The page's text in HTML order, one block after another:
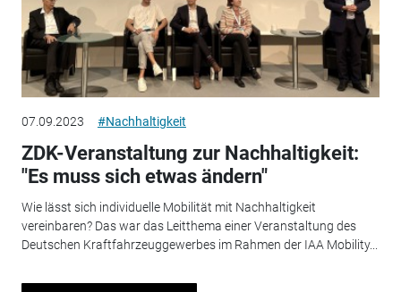
07.09.2023 #Nachhaltigkeit
ZDK-Veranstaltung zur Nachhaltigkeit:
"Es muss sich etwas ändern"
Wie lässt sich individuelle Mobilität mit Nachhaltigkeit
vereinbaren? Das war das Leitthema einer Veranstaltung des
Deutschen Kraftfahrzeuggewerbes im Rahmen der IAA Mobility...